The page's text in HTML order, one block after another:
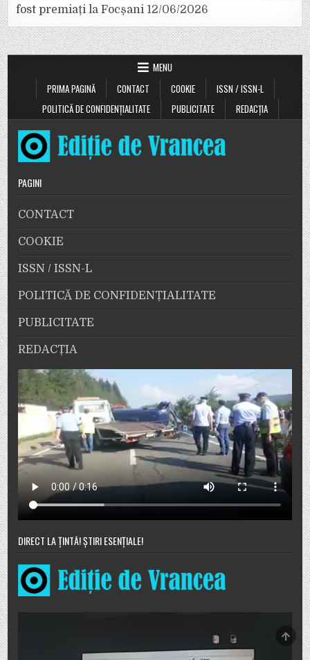
fost premiați la Focșani 12/06/2026
MENU
PRIMA PAGINĂ
CONTACT COOKIE
ISSN / ISSN-L
POLITICĂ DE CONFIDENȚIALITATE
PUBLICITATE REDACȚIA
PAGINI
CONTACT
COOKIE
ISSN / ISSN-L
POLITICĂ DE CONFIDENȚIALITATE
PUBLICITATE
REDACȚIA
DIRECT LA ȚINTĂ! ȘTIRI ESENȚIALE!
TOP